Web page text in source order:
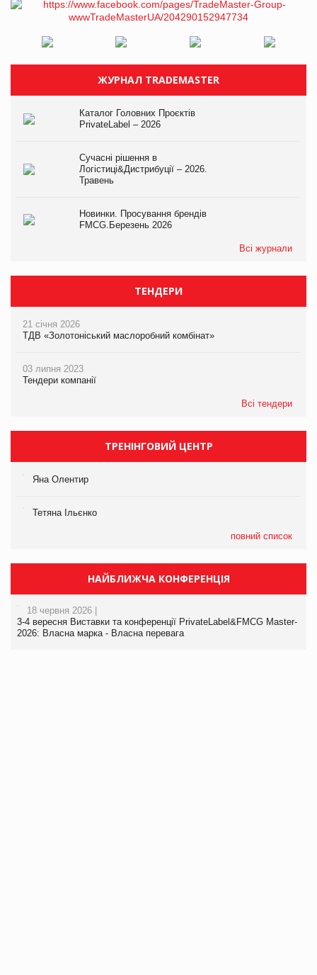
ЖУРНАЛ TRADEMASTER
Каталог Головних Проєктів
PrivateLabel – 2026
Сучасні рішення в
Логістиці&Дистрибуції – 2026.
Травень
Новинки. Просування брендів
FMCG.Березень 2026
Всі журнали
ТЕНДЕРИ
21 січня 2026
ТДВ «Золотоніський маслоробний комбінат»
03 липня 2023
Тендери компанії
Всі тендери
ТРЕНІНГОВИЙ ЦЕНТР
Яна Олентир
Тетяна Ільєнко
повний список
НАЙБЛИЖЧА КОНФЕРЕНЦІЯ
18 червня 2026 |
3-4 вересня Виставки та конференції PrivateLabel&FMCG Master-
2026: Власна марка - Власна перевага